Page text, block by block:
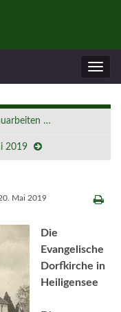
…
2019
Mai 2019
Die
Evangelische
Dorfkirche in
Heiligensee